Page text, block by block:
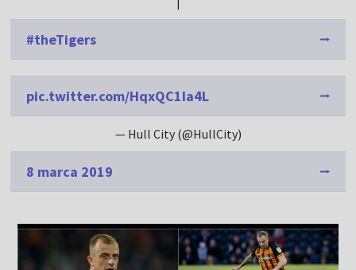
#theTigers
pic.twitter.com/HqxQC1Ia4L
— Hull City (@HullCity)
8 marca 2019